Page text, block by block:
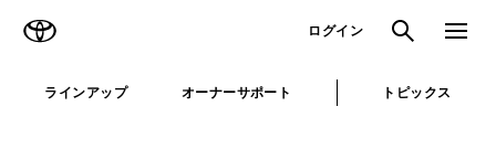
ログイン 検索 メニュ
ラインアップ オーナーサポート トピックス